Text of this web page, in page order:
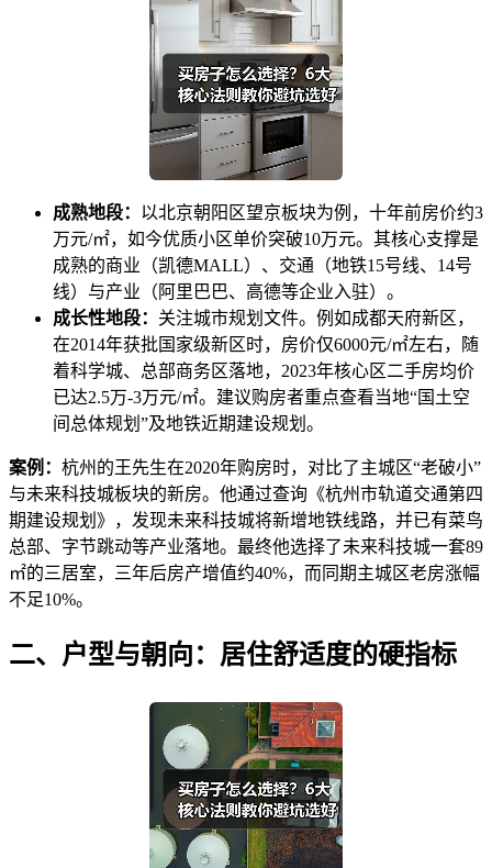
成熟地段： 以北京朝阳区望京板块为例，十年前房价约3
万元/㎡，如今优质小区单价突破10万元。其核心支撑是
成熟的商业（凯德MALL）、交通（地铁15号线、14号
线）与产业（阿里巴巴、高德等企业入驻）。
成长性地段： 关注城市规划文件。例如成都天府新区，
在2014年获批国家级新区时，房价仅6000元/㎡左右，随
着科学城、总部商务区落地，2023年核心区二手房均价
已达2.5万-3万元/㎡。建议购房者重点查看当地“国土空
间总体规划”及地铁近期建设规划。
案例： 杭州的王先生在2020年购房时，对比了主城区“老破小”
与未来科技城板块的新房。他通过查询《杭州市轨道交通第四
期建设规划》，发现未来科技城将新增地铁线路，并已有菜鸟
总部、字节跳动等产业落地。最终他选择了未来科技城一套89
㎡的三居室，三年后房产增值约40%，而同期主城区老房涨幅
不足10%。
二、户型与朝向：居住舒适度的硬指标